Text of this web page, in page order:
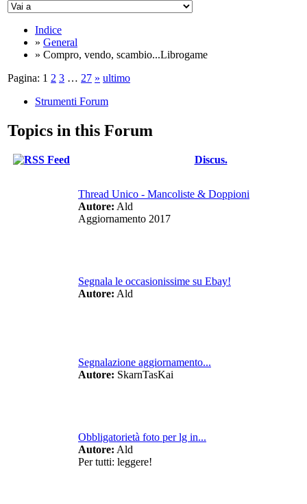
Indice
» General
» Compro, vendo, scambio...Librogame
Pagina: 1 2 3 … 27 » ultimo
Strumenti Forum
Topics in this Forum
Discus.
Thread Unico - Mancoliste & Doppioni
Autore: Ald
Aggiornamento 2017
Segnala le occasionissime su Ebay!
Autore: Ald
Segnalazione aggiornamento...
Autore: SkarnTasKai
Obbligatorietà foto per lg in...
Autore: Ald
Per tutti: leggere!